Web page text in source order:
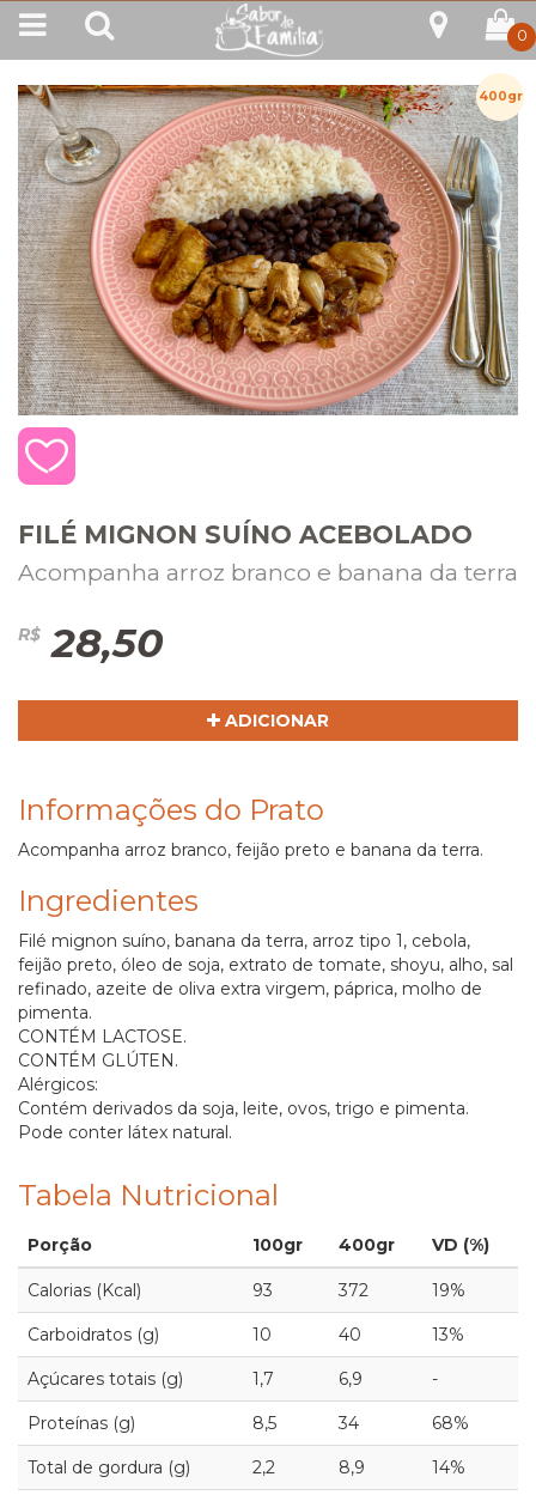
0
400gr
FILÉ MIGNON SUÍNO ACEBOLADO
Acompanha arroz branco e banana da terra
R$ 28,50
ADICIONAR
Informações do Prato
Acompanha arroz branco, feijão preto e banana da terra.
Ingredientes
Filé mignon suíno, banana da terra, arroz tipo 1, cebola,
feijão preto, óleo de soja, extrato de tomate, shoyu, alho, sal
refinado, azeite de oliva extra virgem, páprica, molho de
pimenta.
CONTÉM LACTOSE.
CONTÉM GLÚTEN.
Alérgicos:
Contém derivados da soja, leite, ovos, trigo e pimenta.
Pode conter látex natural.
Tabela Nutricional
Porção 100gr 400gr VD (%)
Calorias (Kcal) 93 372 19%
Carboidratos (g) 10 40 13%
Açúcares totais (g) 1,7 6,9 -
Proteínas (g) 8,5 34 68%
Total de gordura (g) 2,2 8,9 14%